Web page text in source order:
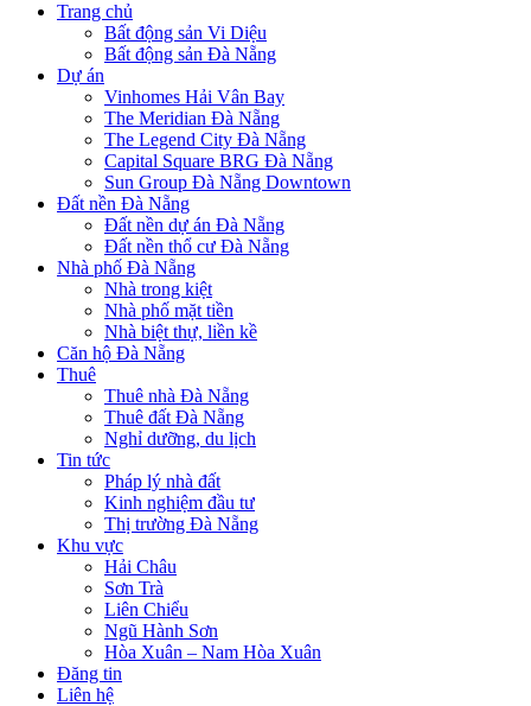
Trang chủ
Bất động sản Vi Diệu
Bất động sản Đà Nẵng
Dự án
Vinhomes Hải Vân Bay
The Meridian Đà Nẵng
The Legend City Đà Nẵng
Capital Square BRG Đà Nẵng
Sun Group Đà Nẵng Downtown
Đất nền Đà Nẵng
Đất nền dự án Đà Nẵng
Đất nền thổ cư Đà Nẵng
Nhà phố Đà Nẵng
Nhà trong kiệt
Nhà phố mặt tiền
Nhà biệt thự, liền kề
Căn hộ Đà Nẵng
Thuê
Thuê nhà Đà Nẵng
Thuê đất Đà Nẵng
Nghỉ dưỡng, du lịch
Tin tức
Pháp lý nhà đất
Kinh nghiệm đầu tư
Thị trường Đà Nẵng
Khu vực
Hải Châu
Sơn Trà
Liên Chiểu
Ngũ Hành Sơn
Hòa Xuân – Nam Hòa Xuân
Đăng tin
Liên hệ